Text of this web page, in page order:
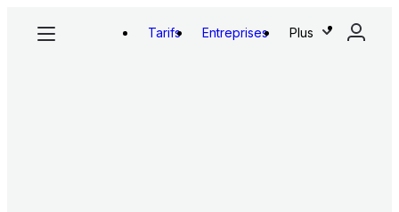
Tarifs Entreprises Plus